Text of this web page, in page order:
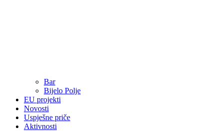
Bar
Bijelo Polje
EU projekti
Novosti
Uspješne priče
Aktivnosti